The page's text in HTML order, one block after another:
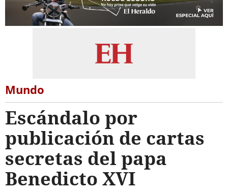
Mundo
Escándalo por
publicación de cartas
secretas del papa
Benedicto XVI